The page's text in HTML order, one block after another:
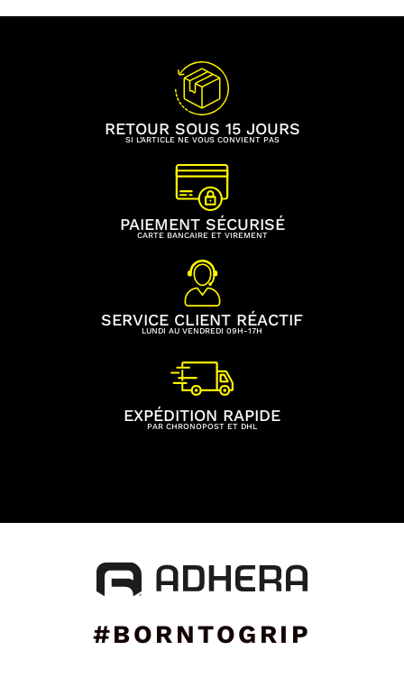
RETOUR SOUS 15 JOURS
SI L’ARTICLE NE VOUS CONVIENT PAS
PAIEMENT SÉCURISÉ
CARTE BANCAIRE ET VIREMENT
SERVICE CLIENT RÉACTIF
LUNDI AU VENDREDI 09H-17H
EXPÉDITION RAPIDE
PAR CHRONOPOST ET DHL
#BORNTOGRIP